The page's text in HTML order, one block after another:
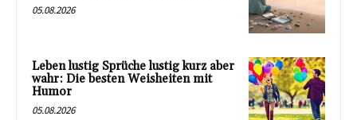
05.08.2026
Leben lustig Sprüche lustig kurz aber
wahr: Die besten Weisheiten mit
Humor
05.08.2026